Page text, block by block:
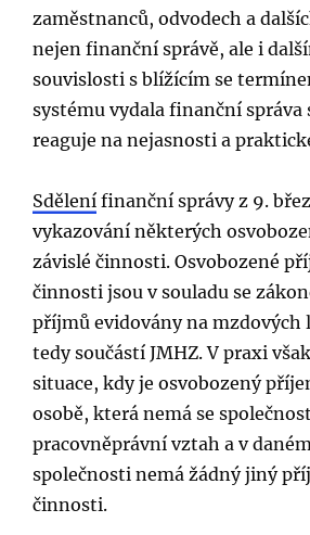
zaměstnanců, odvodech a
nejen finanční správě, ale i
souvislosti s blížícím se
systému vydala finanční
reaguje na nejasnosti a
Sdělenífinanční správy z 9.
vykazování některých
závislé činnosti. Osvobozené
činnosti jsou v souladu se
příjmů evidovány na mzdových
tedy součástí JMHZ. V praxi
situace, kdy je osvobozený
osobě, která nemá se
pracovněprávní vztah a v
společnosti nemá žádný jiný
činnosti.